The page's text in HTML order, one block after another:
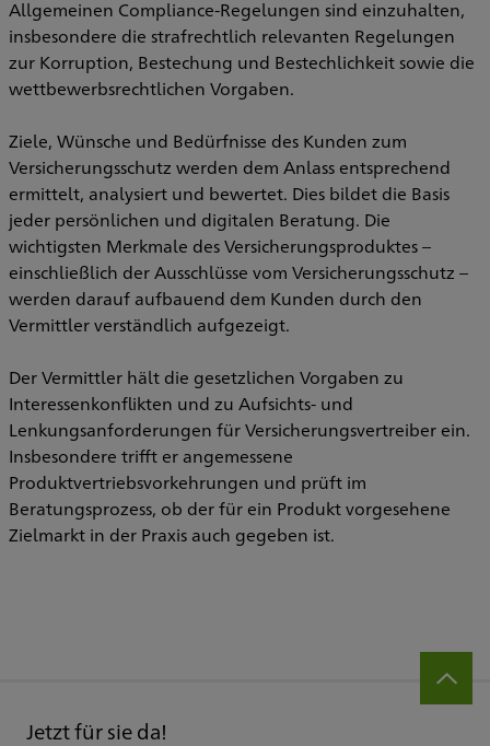
Allgemeinen Compliance-Regelungen sind einzuhalten,
insbesondere die strafrechtlich relevanten Regelungen
zur Korruption, Bestechung und Bestechlichkeit sowie die
wettbewerbsrechtlichen Vorgaben.
Ziele, Wünsche und Bedürfnisse des Kunden zum
Versicherungsschutz werden dem Anlass entsprechend
ermittelt, analysiert und bewertet. Dies bildet die Basis
jeder persönlichen und digitalen Beratung. Die
wichtigsten Merkmale des Versicherungsproduktes –
einschließlich der Ausschlüsse vom Versicherungsschutz –
werden darauf aufbauend dem Kunden durch den
Vermittler verständlich aufgezeigt.
Der Vermittler hält die gesetzlichen Vorgaben zu
Interessenkonflikten und zu Aufsichts- und
Lenkungsanforderungen für Versicherungsvertreiber ein.
Insbesondere trifft er angemessene
Produktvertriebsvorkehrungen und prüft im
Beratungsprozess, ob der für ein Produkt vorgesehene
Zielmarkt in der Praxis auch gegeben ist.
Jetzt für sie da!